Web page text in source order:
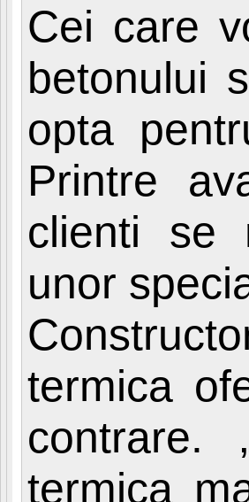
Cei care
betonului
opta
Printre
clienti se
unor
termica
contrare.
termica